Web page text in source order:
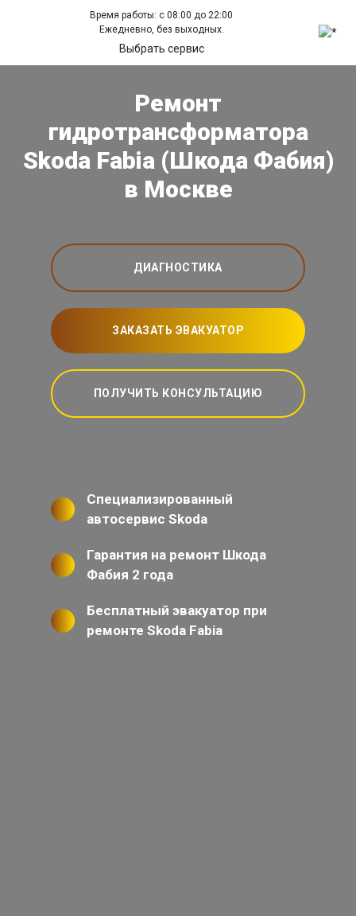
Время работы: с 08:00 до 22:00
Ежедневно, без выходных.
Выбрать сервис
Ремонт
гидротрансформатора
Skoda Fabia (Шкода Фабия)
в Москве
ДИАГНОСТИКА
ЗАКАЗАТЬ ЭВАКУАТОР
ПОЛУЧИТЬ КОНСУЛЬТАЦИЮ
Специализированный
автосервис Skoda
Гарантия на ремонт Шкода
Фабия 2 года
Бесплатный эвакуатор при
ремонте Skoda Fabia